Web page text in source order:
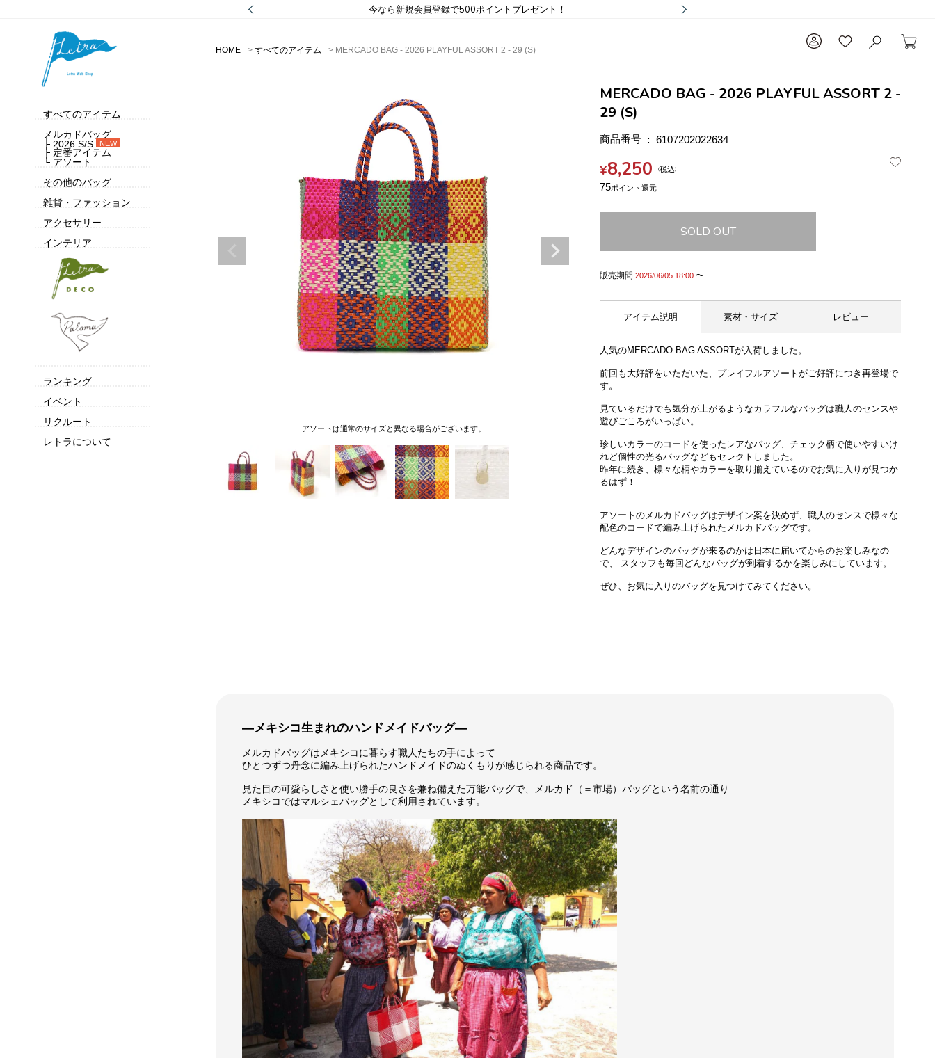
今なら新規会員登録で500ポイントプレゼント！
すべてのアイテム
メルカドバッグ
├ 2026 S/S
NEW
├ 定番アイテム
└ アソート
その他のバッグ
雑貨・ファッション
アクセサリー
インテリア
ランキング
イベント
リクルート
レトラについて
HOME すべてのアイテム MERCADO BAG - 2026 PLAYFUL ASSORT 2 - 29 (S)
アソートは通常のサイズと異なる場合がございます。 アソートは通常のサイズと異なる場合がございます。
MERCADO BAG - 2026 PLAYFUL ASSORT 2 -
29 (S)
商品番号 6107202022634
¥8,250 税込
75
SOLD OUT
販売期間 2026/06/05 18:00 〜
アイテム説明 素材・サイズ レビュー
人気のMERCADO BAG ASSORTが入荷しました。
前回も大好評をいただいた、プレイフルアソートがご好評につき再登場で
す。
見ているだけでも気分が上がるようなカラフルなバッグは職人のセンスや
遊びごころがいっぱい。
珍しいカラーのコードを使ったレアなバッグ、チェック柄で使いやすいけ
れど個性の光るバッグなどもセレクトしました。
昨年に続き、様々な柄やカラーを取り揃えているのでお気に入りが見つか
るはず！
アソートのメルカドバッグはデザイン案を決めず、職人のセンスで様々な
配色のコードで編み上げられたメルカドバッグです。
どんなデザインのバッグが来るのかは日本に届いてからのお楽しみなの
で、 スタッフも毎回どんなバッグが到着するかを楽しみにしています。
ぜひ、お気に入りのバッグを見つけてみてください。
―メキシコ生まれのハンドメイドバッグ―
メルカドバッグはメキシコに暮らす職人たちの手によって
ひとつずつ丹念に編み上げられたハンドメイドのぬくもりが感じられる商品です。
見た目の可愛らしさと使い勝手の良さを兼ね備えた万能バッグで、メルカド（＝市場）バッグという名前の通り
メキシコではマルシェバッグとして利用されています。